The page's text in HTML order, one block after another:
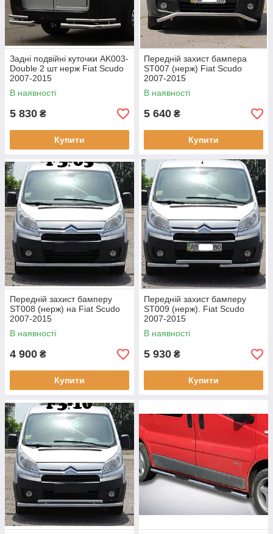
Задні подвійні куточки AK003-
Double 2 шт нерж Fiat Scudo
2007-2015
В наявності
5 830 ₴
Купити
Передній захист бампера
ST007 (нерж) Fiat Scudo
2007-2015
В наявності
5 640 ₴
Купити
Передній захист бамперу
ST008 (нерж) на Fiat Scudo
2007-2015
В наявності
4 900 ₴
Купити
Передній захист бамперу
ST009 (нерж). Fiat Scudo
2007-2015
В наявності
5 930 ₴
Купити